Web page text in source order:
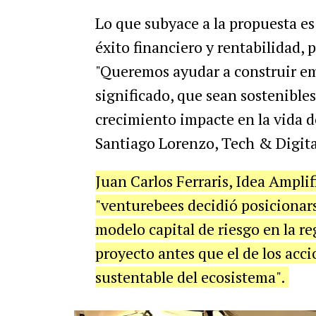
Lo que subyace a la propuesta
éxito financiero y rentabilidad,
"Queremos ayudar a construir
significado, que sean
crecimiento impacte en la vida
Santiago Lorenzo, Tech &
Juan Carlos Ferraris, Idea
"venturebees decidió
modelo capital de riesgo en la
proyecto antes que el de los
sustentable del ecosistema".